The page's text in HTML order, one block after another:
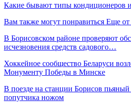
Какие бывают типы кондиционеров
Вам также могут понравиться Еще от
В Борисовском районе проверяют
исчезновения средств садового…
Хоккейное сообщество Беларуси
Монументу Победы в Минске
В поезде на станции Борисов
попутчика ножом